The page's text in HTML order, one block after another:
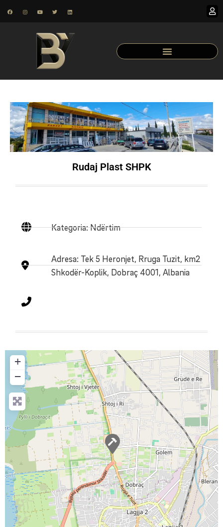
Rudaj Plast SHPK
Kategoria: Ndërtim
Adresa: Tek 5 Heronjet, Rruga Tuzit, km2
Shkodër-Koplik, Dobraç 4001, Albania
+
−